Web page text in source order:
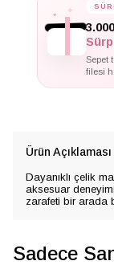
✦
Sepet
filesi
Ürün Açıklaması
Dayanıklı çelik
aksesuar deneyimi
zarafeti bir arada
Sadece